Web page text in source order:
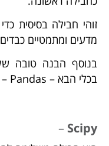
זוהי חבילה בסיסית
מדעים ומתמטיים
בכלי הבא – Pandas – ביעילות גבוהה.
Scipy
–